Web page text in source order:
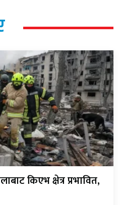
किएभ क्षेत्र प्रभावित,